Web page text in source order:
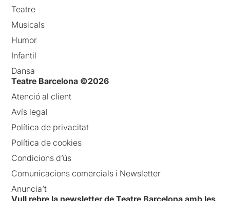
Teatre
Musicals
Humor
Infantil
Dansa
Teatre Barcelona ©2026
Atenció al client
Avís legal
Política de privacitat
Política de cookies
Condicions d’ús
Comunicacions comercials i Newsletter
Anuncia’t